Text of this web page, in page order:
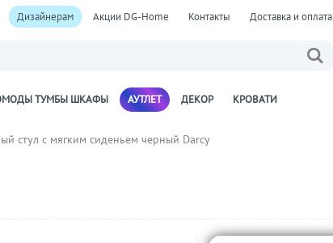
Дизайнерам Акции DG-Home Контакты Доставка и оплата
ТУМБЫ ШКАФЫ АУТЛЕТ ДЕКОР КРОВАТИ
стул с мягким сиденьем черный Darcy